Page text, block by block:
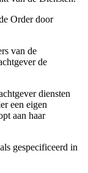
Order door
van de
de
diensten
een eigen
aan haar
gespecificeerd in